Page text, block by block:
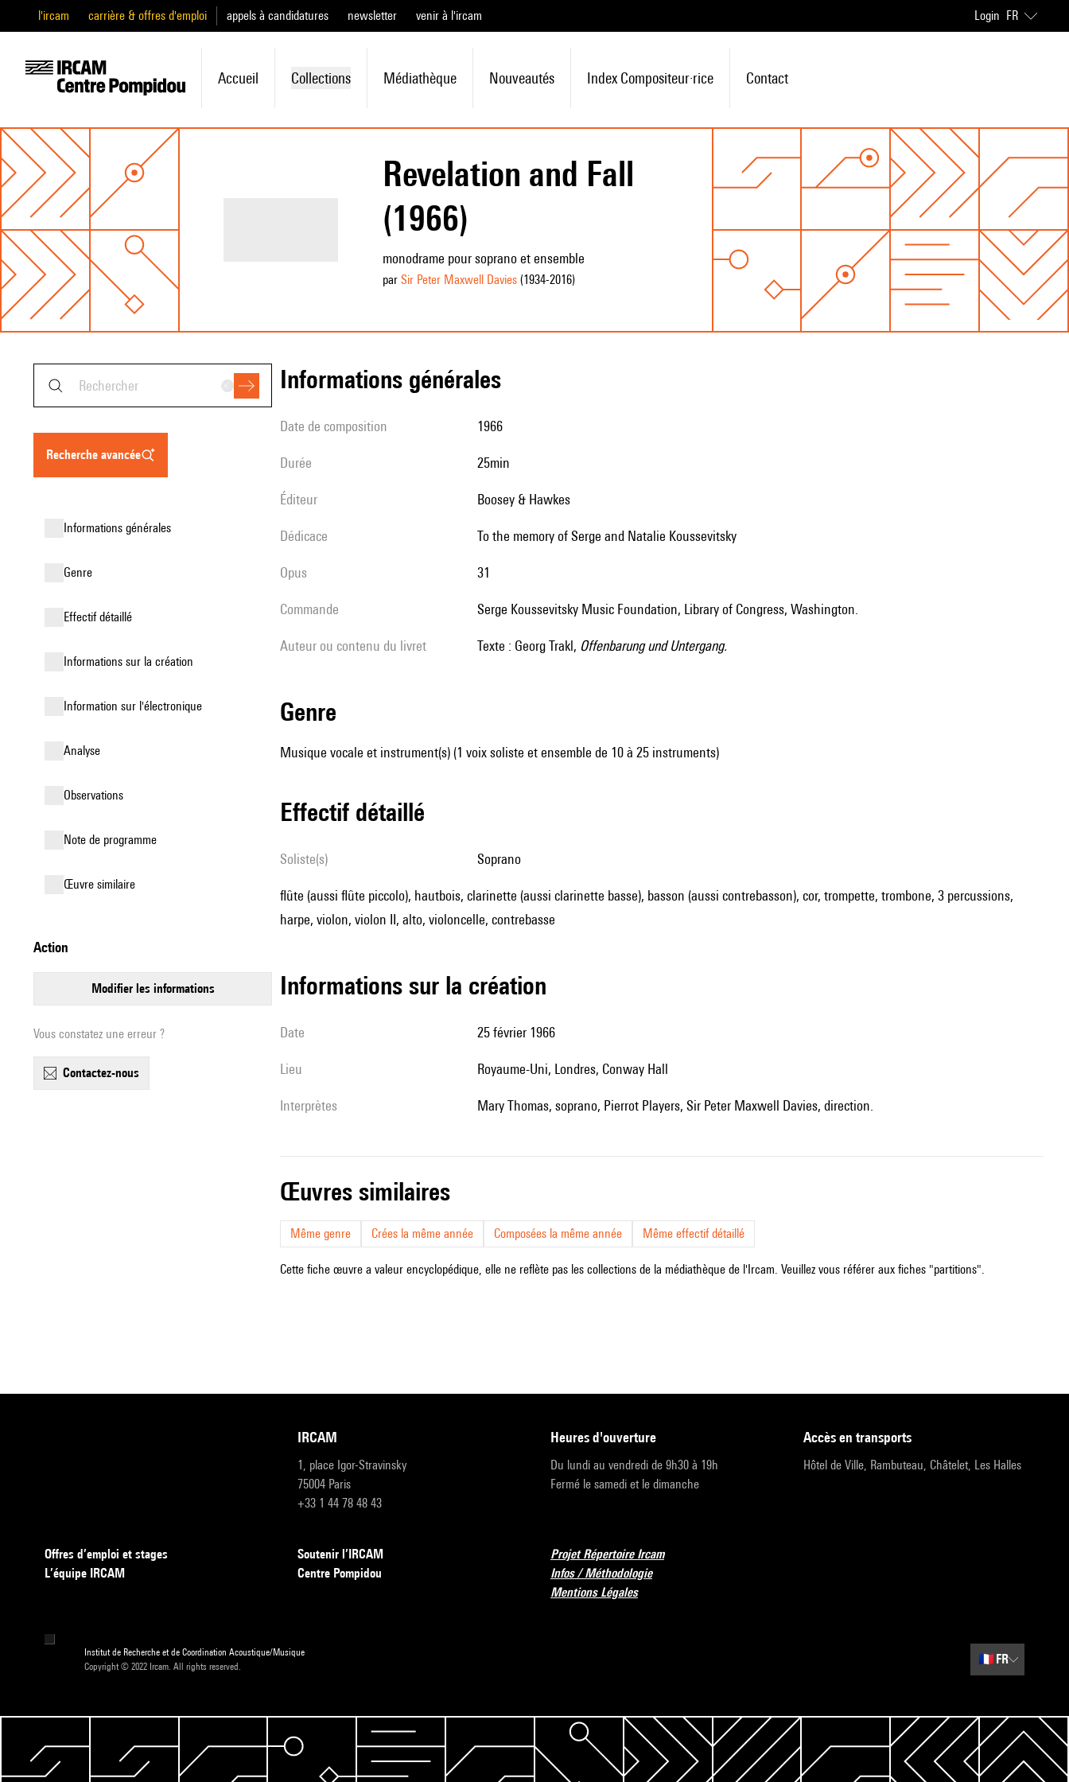
l'ircam carrière & offres d'emploi appels à candidatures newsletter venir à l'ircam Login FR
Accueil Collections Médiathèque Nouveautés Index Compositeur·rice Contact
Revelation and Fall
(1966)
monodrame pour soprano et ensemble
par Sir Peter Maxwell Davies(1934-2016)
recherche avancée
informations générales
genre
effectif détaillé
informations sur la création
Information sur l'électronique
analyse
observations
Note de programme
œuvre similaire
action
modifier les informations
Vous constatez une erreur ?
contactez-nous
informations générales
date de composition 1966
durée 25min
éditeur Boosey & Hawkes
Dédicace To the memory of Serge and Natalie Koussevitsky
Opus 31
Commande Serge Koussevitsky Music Foundation, Library of Congress, Washington.
Auteur ou contenu du livret Texte : Georg Trakl, Offenbarung und Untergang.
genre
Musique vocale et instrument(s) (1 voix soliste et ensemble de 10 à 25 instruments)
effectif détaillé
Soliste(s) soprano
flûte (aussi flûte piccolo), hautbois, clarinette (aussi clarinette basse), basson (aussi contrebasson), cor, trompette, trombone, 3 percussions,
harpe, violon, violon II, alto, violoncelle, contrebasse
informations sur la création
date 25 février 1966
lieu Royaume-Uni, Londres, Conway Hall
interprètes Mary Thomas, soprano, Pierrot Players, Sir Peter Maxwell Davies, direction.
œuvres similaires
Même genre Crées la même année Composées la même année Même effectif détaillé
Cette fiche œuvre a valeur encyclopédique, elle ne reflète pas les collections de la médiathèque de l'Ircam. Veuillez vous référer aux fiches "partitions".
IRCAM
1, place Igor-Stravinsky
75004 Paris
+33 1 44 78 48 43
heures d'ouverture
Du lundi au vendredi de 9h30 à 19h
Fermé le samedi et le dimanche
accès en transports
Hôtel de Ville, Rambuteau, Châtelet, Les Halles
Offres d’emploi et stages
L’équipe IRCAM
Soutenir l’IRCAM
Centre Pompidou
Projet Répertoire Ircam
Infos / Méthodologie
Mentions Légales
Institut de Recherche et de Coordination Acoustique/Musique
Copyright © 2022 Ircam. All rights reserved.
🇫🇷 FR